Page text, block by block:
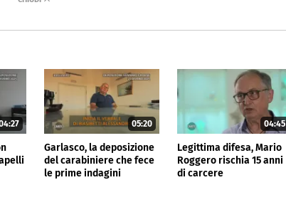
05:20
Garlasco, la deposizione
del carabiniere che fece
le prime indagini
04:45
Legittima difesa, Mario
Roggero rischia 15 anni
di carcere